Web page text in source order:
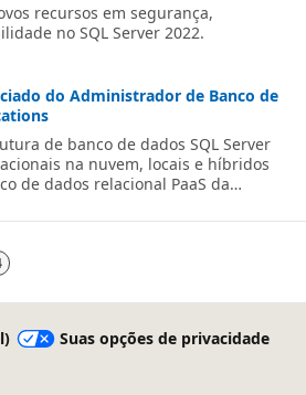
recursos em segurança,
no SQL Server 2022.
do Administrador de Banco de
de banco de dados SQL Server
na nuvem, locais e híbridos
de dados relacional PaaS da
Suas opções de privacidade